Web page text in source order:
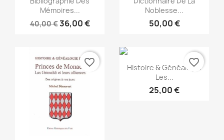
Mémoires...
40,00 €36,00 €
Noblesse...
50,00 €
favorite_border Snabbvy
Histoire & Généalogie
Les...
25,00 €
favorite_border